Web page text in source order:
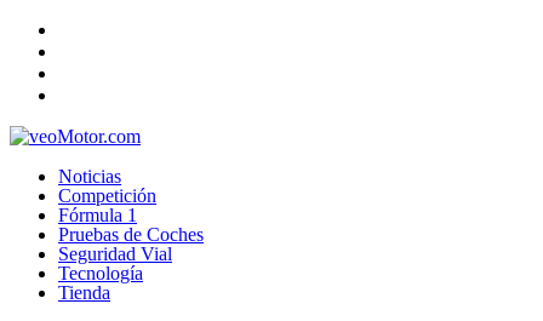
Noticias
Competición
Fórmula 1
Pruebas de Coches
Seguridad Vial
Tecnología
Tienda